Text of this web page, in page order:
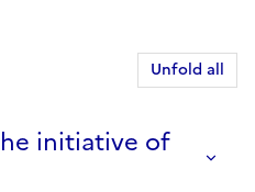
Unfold all
initiative of